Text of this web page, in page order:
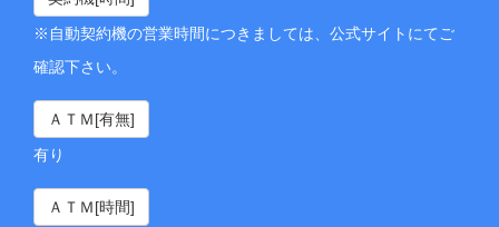
※自動契約機の営業時間につきましては、公式サイトにてご
確認下さい。
ＡＴＭ[有無]
有り
ＡＴＭ[時間]